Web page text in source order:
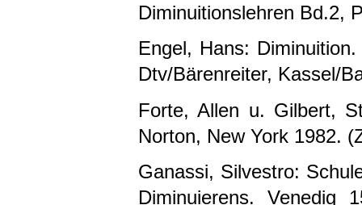
Diminuitionslehren Bd.2,
Engel, Hans:
Dtv/Bärenreiter, Kassel/
Forte, Allen u. Gilbert,
Norton, New York 1982.
Ganassi, Silvestro:
Diminuierens. Venedig